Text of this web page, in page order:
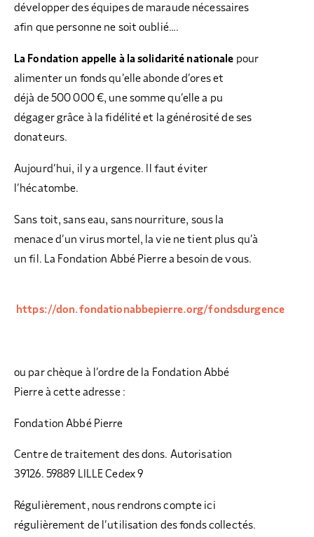
développer des équipes de maraude nécessaires
afin que personne ne soit oublié….
La Fondation appelle à la solidarité nationale pour
alimenter un fonds qu’elle abonde d’ores et
déjà de 500 000 €, une somme qu’elle a pu
dégager grâce à la fidélité et la générosité de ses
donateurs.
Aujourd’hui, il y a urgence. Il faut éviter
l’hécatombe.
Sans toit, sans eau, sans nourriture, sous la
menace d’un virus mortel, la vie ne tient plus qu’à
un fil. La Fondation Abbé Pierre a besoin de vous.
https://don.fondationabbepierre.org/fondsdurgence
ou par chèque à l’ordre de la Fondation Abbé
Pierre à cette adresse :
Fondation Abbé Pierre
Centre de traitement des dons. Autorisation
39126. 59889 LILLE Cedex 9
Régulièrement, nous rendrons compte ici
régulièrement de l’utilisation des fonds collectés.